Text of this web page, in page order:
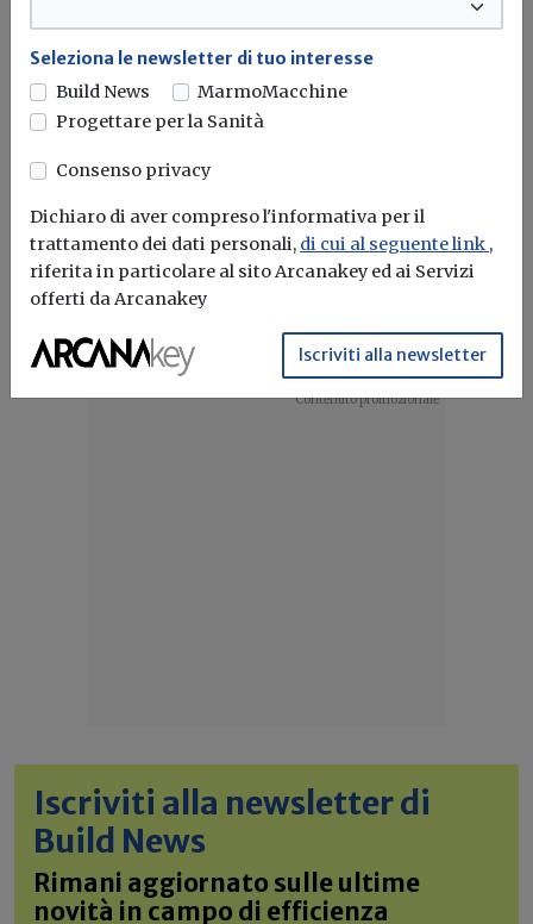
Testo unico delle imposte sui redditi:
confermati anche i bonus edilizi
Pubblicato il decreto legislativo n. 117/2026 che riordina la
disciplina fiscale in...
Sismabonus Bonus ristrutturazioni ...
Iscriviti alla newsletter di
Build News
Rimani aggiornato sulle ultime
novità in campo di efficienza
Seleziona le newsletter di tuo interesse
Build News
MarmoMacchine
Progettare per la Sanità
Consenso privacy
Dichiaro di aver compreso l'informativa per il
trattamento dei dati personali, di cui al seguente link ,
riferita in particolare al sito Arcanakey ed ai Servizi
offerti da Arcanakey
Iscriviti alla newsletter